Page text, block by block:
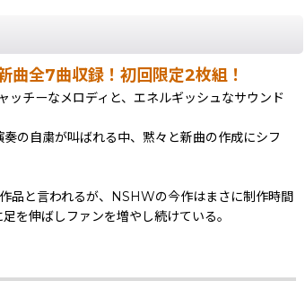
曲全7曲収録！初回限定2枚組！
チーなメロディと、エネルギッシュなサウンド
の自粛が叫ばれる中、黙々と新曲の作成にシフ
品と言われるが、NSHWの今作はまさに制作時間
を伸ばしファンを増やし続けている。